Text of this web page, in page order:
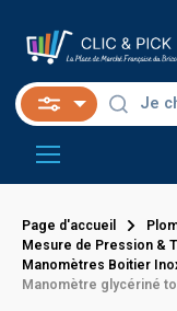
Page d'accueil
Mesure de Pression &
Manomètres Boitier
Manomètre glycériné